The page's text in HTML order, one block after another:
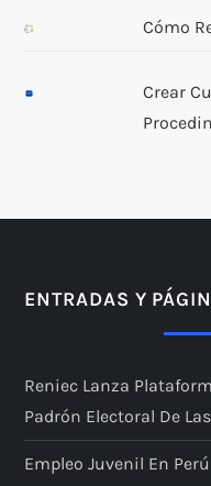
Cómo
Crear
ENTRADAS Y
Reniec Lanza
Padrón Electoral De
Empleo Juvenil En